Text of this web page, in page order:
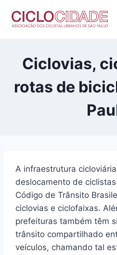
para
Ciclovias,
rotas de
A infraestrutura
deslocamento de
Código de Trânsito
ciclovias e ciclofaixas.
prefeituras também têm
trânsito compartilhado
veículos, chamando tal